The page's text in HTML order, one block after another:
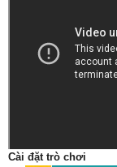
Cài đặt trò chơi